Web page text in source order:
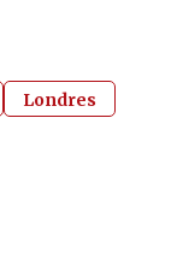
Londres